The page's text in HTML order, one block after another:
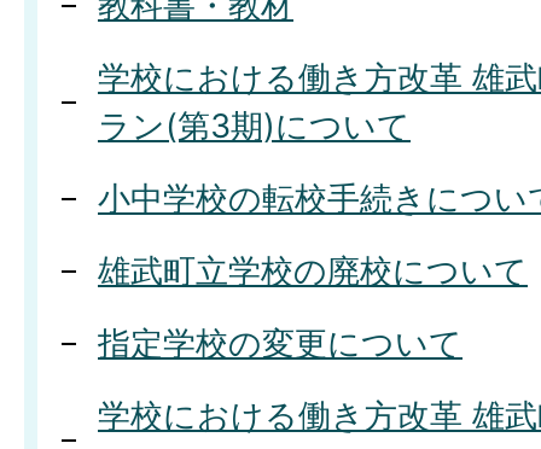
学校における働き方改革 雄
ラン(第3期)について
小中学校の転校手続きについ
雄武町立学校の廃校について
指定学校の変更について
学校における働き方改革 雄